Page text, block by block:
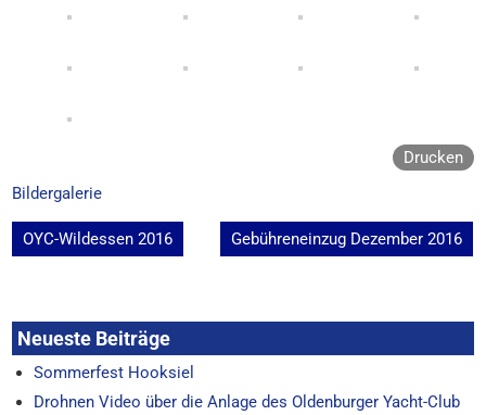
Drucken
Bildergalerie
Beitragsnavigation
OYC-Wildessen 2016 Gebühreneinzug Dezember 2016
Neueste Beiträge
Sommerfest Hooksiel
Drohnen Video über die Anlage des Oldenburger Yacht-Club